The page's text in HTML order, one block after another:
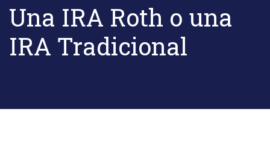
Una IRA Roth o una
IRA Tradicional